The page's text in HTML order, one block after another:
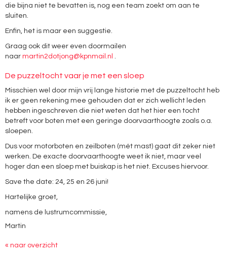
die bijna niet te bevatten is, nog een team zoekt om aan te
sluiten.
Enfin, het is maar een suggestie.
Graag ook dit weer even doormailen
naar martin2dotjong@kpnmail.nl .
De puzzeltocht vaar je met een sloep
Misschien wel door mijn vrij lange historie met de puzzeltocht heb
ik er geen rekening mee gehouden dat er zich wellicht leden
hebben ingeschreven die niet weten dat het hier een tocht
betreft voor boten met een geringe doorvaarthoogte zoals o.a.
sloepen.
Dus voor motorboten en zeilboten (mét mast) gaat dit zeker niet
werken. De exacte doorvaarthoogte weet ik niet, maar veel
hoger dan een sloep met buiskap is het niet. Excuses hiervoor.
Save the date: 24, 25 en 26 juni!
Hartelijke groet,
namens de lustrumcommissie,
Martin
« naar overzicht